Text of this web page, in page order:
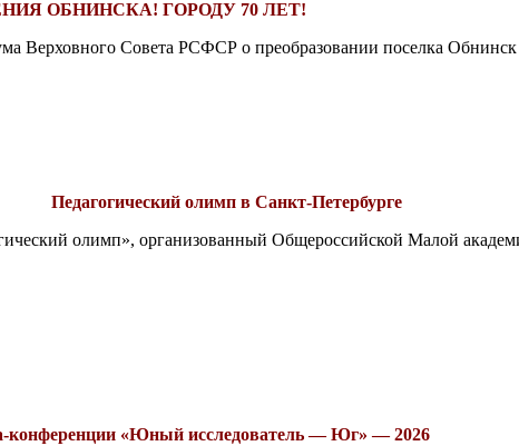
ОБНИНСКА! ГОРОДУ 70 ЛЕТ!
Верховного Совета РСФСР о преобразовании поселка Обнинск
Педагогический олимп в Санкт-Петербурге
олимп», организованный Общероссийской Малой
конференции «Юный исследователь — Юг» — 2026